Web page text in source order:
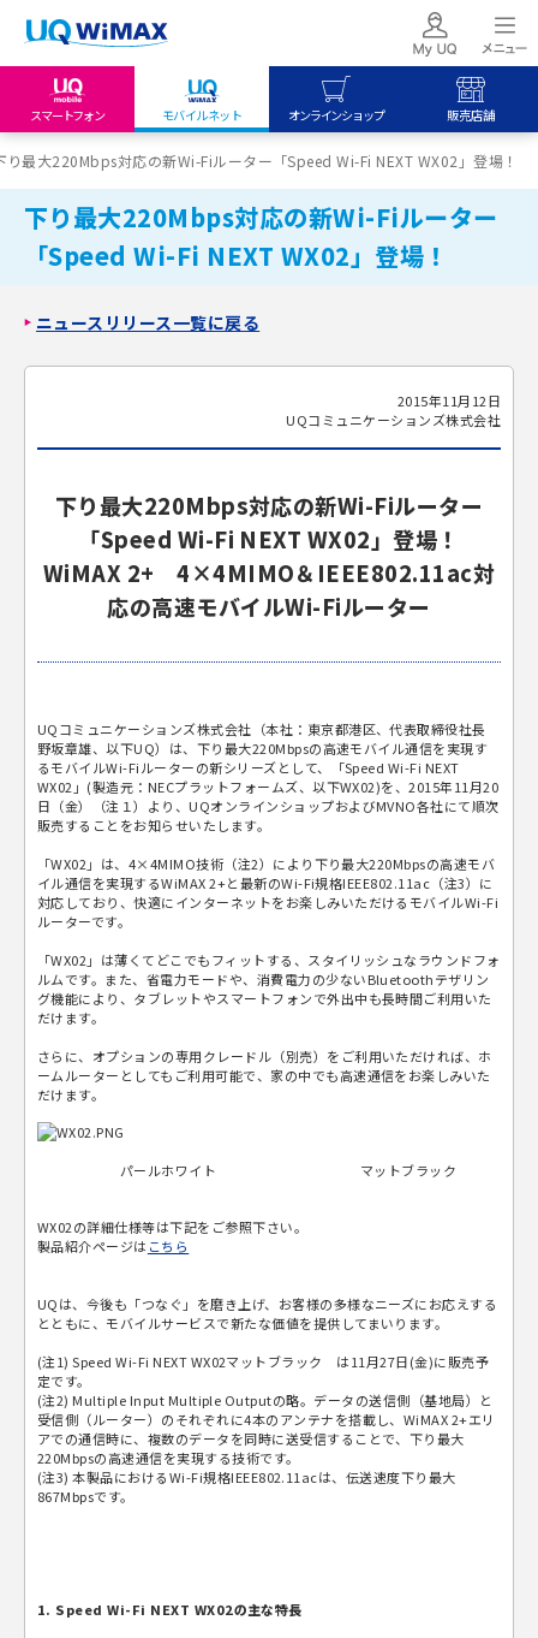
スマートフォン モバイルネット オンラインショップ 販売店舗
my UQ WiMAX
UQ WiMAX ご契約の方
My UQ mobile
UQ mobile ご契約の方
UQ mobile
UQ mobile
オンラインショップ
UQ WiMAX
オンラインショップ
UQ mobile
販売店舗
UQ WiMAX
販売店舗
り最大220Mbps対応の新Wi-Fiルーター「Speed Wi-Fi NEXT WX02」登場！
下り最大220Mbps対応の新Wi-Fiルーター
「Speed Wi-Fi NEXT WX02」登場！
ニュースリリース一覧に戻る
2015年11月12日
UQコミュニケーションズ株式会社
下り最大220Mbps対応の新Wi-Fiルーター
「Speed Wi-Fi NEXT WX02」登場！
WiMAX 2+ 4×4MIMO＆IEEE802.11ac対
応の高速モバイルWi-Fiルーター
UQコミュニケーションズ株式会社（本社：東京都港区、代表取締役社長
野坂章雄、以下UQ）は、下り最大220Mbpsの高速モバイル通信を実現す
るモバイルWi-Fiルーターの新シリーズとして、「Speed Wi-Fi NEXT
WX02」(製造元：NECプラットフォームズ、以下WX02)を、2015年11月20
日（金）（注１）より、UQオンラインショップおよびMVNO各社にて順次
販売することをお知らせいたします。
「WX02」は、4×4MIMO技術（注2）により下り最大220Mbpsの高速モバ
イル通信を実現するWiMAX 2+と最新のWi-Fi規格IEEE802.11ac（注3）に
対応しており、快適にインターネットをお楽しみいただけるモバイルWi-Fi
ルーターです。
「WX02」は薄くてどこでもフィットする、スタイリッシュなラウンドフォ
ルムです。また、省電力モードや、消費電力の少ないBluetoothテザリン
グ機能により、タブレットやスマートフォンで外出中も長時間ご利用いた
だけます。
さらに、オプションの専用クレードル（別売）をご利用いただければ、ホ
ームルーターとしてもご利用可能で、家の中でも高速通信をお楽しみいた
だけます。
パールホワイト マットブラック
WX02の詳細仕様等は下記をご参照下さい。
製品紹介ページは こちら
UQは、今後も「つなぐ」を磨き上げ、お客様の多様なニーズにお応えする
とともに、モバイルサービスで新たな価値を提供してまいります。
(注1) Speed Wi-Fi NEXT WX02マットブラック は11月27日(金)に販売予
定です。
(注2) Multiple Input Multiple Outputの略。データの送信側（基地局）と
受信側（ルーター）のそれぞれに4本のアンテナを搭載し、WiMAX 2+エリ
アでの通信時に、複数のデータを同時に送受信することで、下り最大
220Mbpsの高速通信を実現する技術です。
(注3) 本製品におけるWi-Fi規格IEEE802.11acは、伝送速度下り最大
867Mbpsです。
1. Speed Wi-Fi NEXT WX02の主な特長